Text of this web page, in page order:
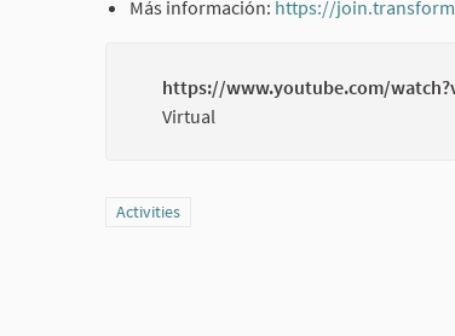
Más información: https://
https://www.youtube.com/
Virtual
Filter results for category: Activities
Activities